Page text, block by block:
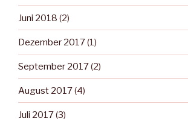
Juni 2018 (2)
Dezember 2017(1)
September 2017(2)
August 2017(4)
Juli 2017(3)